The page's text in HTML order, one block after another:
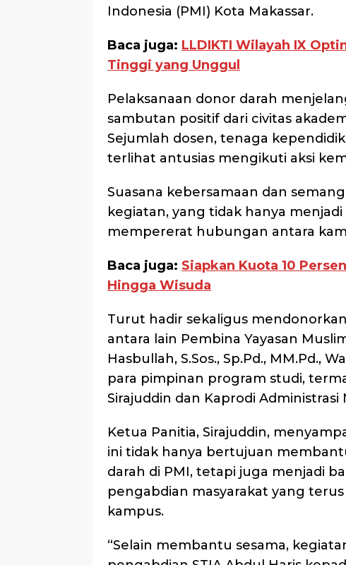
Indonesia (PMI) Kota Makassar.
Baca juga: LLDIKTI Wilayah IX
Tinggi yang Unggul
Pelaksanaan donor darah
sambutan positif dari civitas
Sejumlah dosen, tenaga
terlihat antusias mengikuti aksi
Suasana kebersamaan dan
kegiatan, yang tidak hanya
mempererat hubungan antara
Baca juga: Siapkan Kuota 10
Hingga Wisuda
Turut hadir sekaligus
antara lain Pembina Yayasan
Hasbullah, S.Sos., Sp.Pd., MM.Pd.,
para pimpinan program studi,
Sirajuddin dan Kaprodi Administrasi
Ketua Panitia, Sirajuddin,
ini tidak hanya bertujuan
darah di PMI, tetapi juga menjadi
pengabdian masyarakat yang
kampus.
“Selain membantu sesama,